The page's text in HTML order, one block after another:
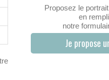
Proposez le
en
notre
Je propose